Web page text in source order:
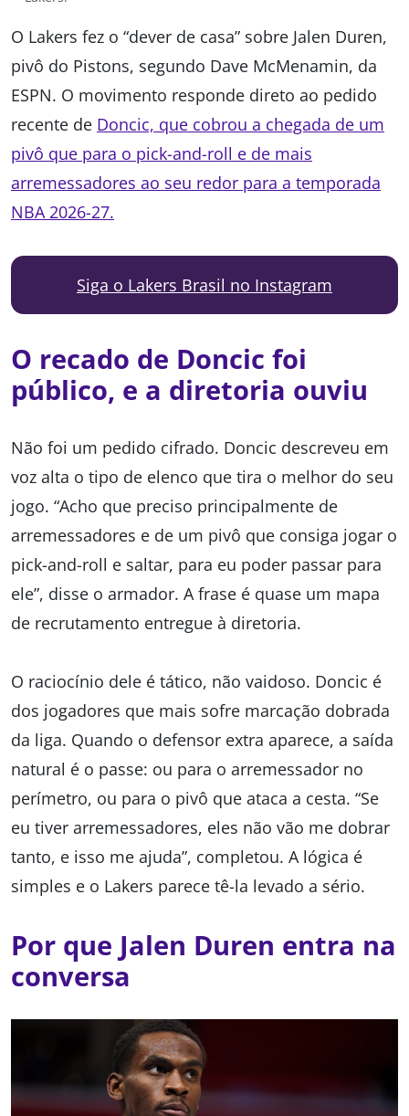
O Lakers fez o “dever de casa” sobre Jalen Duren,
pivô do Pistons, segundo Dave McMenamin, da
ESPN. O movimento responde direto ao pedido
recente de Doncic, que cobrou a chegada de um
pivô que para o pick-and-roll e de mais
arremessadores ao seu redor para a temporada
NBA 2026-27.
Siga o Lakers Brasil no Instagram
O recado de Doncic foi
público, e a diretoria ouviu
Não foi um pedido cifrado. Doncic descreveu em
voz alta o tipo de elenco que tira o melhor do seu
jogo. “Acho que preciso principalmente de
arremessadores e de um pivô que consiga jogar o
pick-and-roll e saltar, para eu poder passar para
ele”, disse o armador. A frase é quase um mapa
de recrutamento entregue à diretoria.
O raciocínio dele é tático, não vaidoso. Doncic é
dos jogadores que mais sofre marcação dobrada
da liga. Quando o defensor extra aparece, a saída
natural é o passe: ou para o arremessador no
perímetro, ou para o pivô que ataca a cesta. “Se
eu tiver arremessadores, eles não vão me dobrar
tanto, e isso me ajuda”, completou. A lógica é
simples e o Lakers parece tê-la levado a sério.
Por que Jalen Duren entra na
conversa